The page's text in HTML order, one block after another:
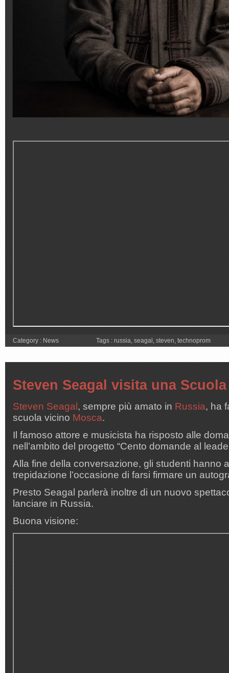
Category : News Tags : russia, seagal , steven, technoprom
Steven Seagal visita una
Steven Seagal , sempre più amato in Russia, ha
scuola vicino Mosca.
Il famoso attore e musicista ha risposto alle
nell’ambito del progetto “Cento domande al
Alla fine della conversazione, gli studenti hanno
trepidazione l’occasione di farsi firmare un
Presto Seagal parlerà inoltre di un nuovo
lanciare in Russia.
Buona visione: